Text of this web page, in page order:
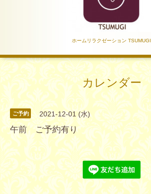
ホームリラクゼーション TSUMUGI
カレンダー
ご予約 2021-12-01 (水)
午前 ご予約有り